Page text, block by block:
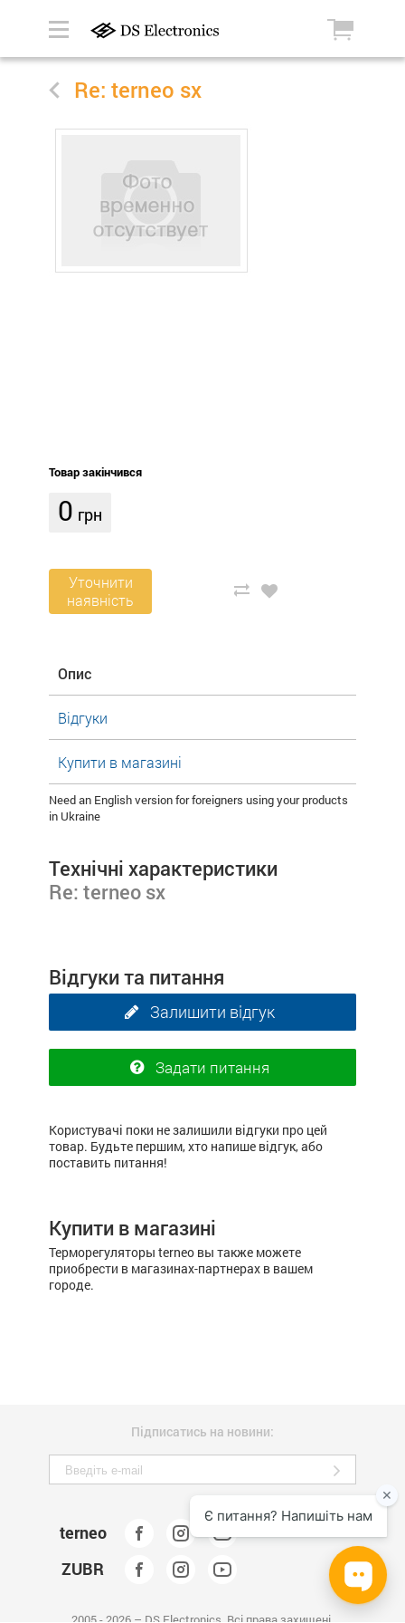
Re: terneo sx
Товар закінчився
0 грн
Уточнити
наявність
Опис
Відгуки
Купити в магазині
Need an English version for foreigners using your products
in Ukraine
Технічні характеристики
Re: terneo sx
Відгуки та питання
Залишити відгук
Задати питання
Користувачі поки не залишили відгуки про цей
товар. Будьте першим, хто напише відгук, або
поставить питання!
Купити в магазині
Терморегуляторы terneo вы также можете
приобрести в магазинах-партнерах в вашем
городе.
Підписатись на новини:
terneo
ZUBR
2005 - 2026 – DS Electronics. Всі права захищені.